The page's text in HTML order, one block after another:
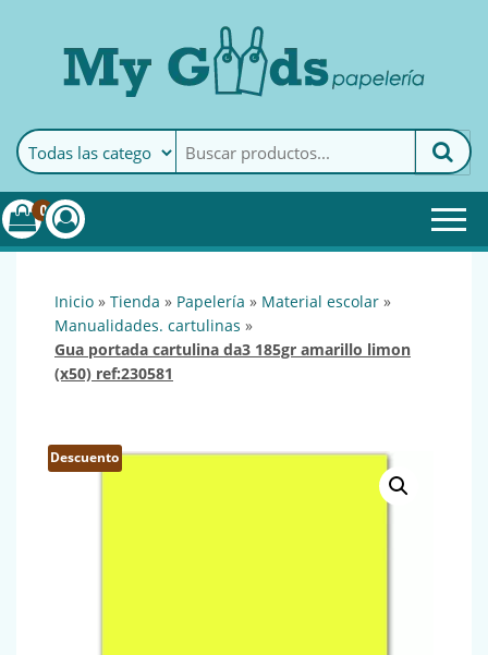
MyGoods · PapeleríaMy Goods es tu papelería
online de confianza. Podrás
encontrar todo lo necesario
0
inicio » tienda » papelería » material escolar »
manualidades. cartulinas »
gua portada cartulina da3 185gr amarillo limon
(x50) ref:230581
Descuento